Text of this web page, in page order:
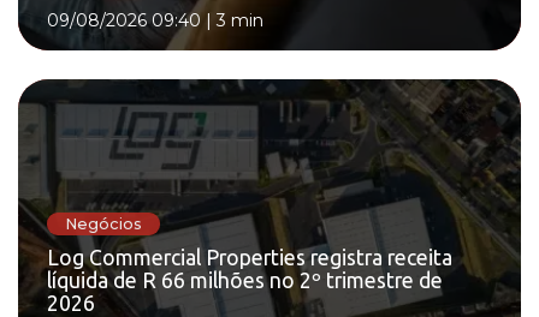
09/08/2026 09:40 |3 min
Negócios
Log Commercial Properties registra receita
líquida de R 66 milhões no 2º trimestre de
2026